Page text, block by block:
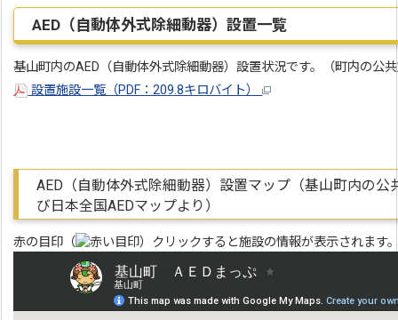
AED（自動体外式除細動器）設置一覧
基山町内のAED（自動体外式除細動器）設置状況です。（町内の公
設置施設一覧（PDF：209.8キロバイト）
AED（自動体外式除細動器）設置マップ（基山町内の
び日本全国AEDマップより）
赤の目印（ ）クリックすると施設の情報が表示されます